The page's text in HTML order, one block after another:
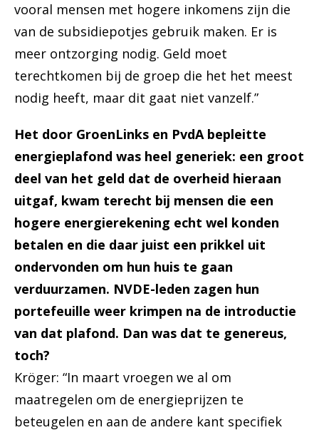
vooral mensen met hogere inkomens zijn die
van de subsidiepotjes gebruik maken. Er is
meer ontzorging nodig. Geld moet
terechtkomen bij de groep die het het meest
nodig heeft, maar dit gaat niet vanzelf.”
Het door GroenLinks en PvdA bepleitte
energieplafond was heel generiek: een groot
deel van het geld dat de overheid hieraan
uitgaf, kwam terecht bij mensen die een
hogere energierekening echt wel konden
betalen en die daar juist een prikkel uit
ondervonden om hun huis te gaan
verduurzamen. NVDE-leden zagen hun
portefeuille weer krimpen na de introductie
van dat plafond. Dan was dat te genereus,
toch?
Kröger: “In maart vroegen we al om
maatregelen om de energieprijzen te
beteugelen en aan de andere kant specifiek